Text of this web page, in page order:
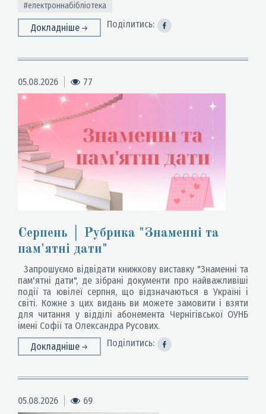
#електроннабібліотека
Докладніше Поділитись:
05.08.2026 77
Серпень │ Рубрика "Знаменні та
пам'ятні дати"
Запрошуємо відвідати книжкову виставку "Знаменні та
пам'ятні дати", де зібрані документи про найважливіші
події та ювілеї серпня, що відзначаються в Україні і
світі. Кожне з цих видань ви можете замовити і взяти
для читання у відділі абонемента Чернігівської ОУНБ
імені Софії та Олександра Русових.
Докладніше
Поділитись:
05.08.2026 69